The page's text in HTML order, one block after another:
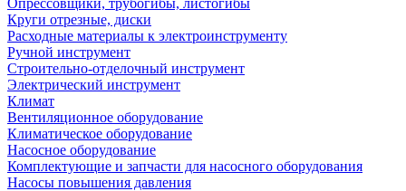
Опрессовщики, трубогибы, листогибы
Круги отрезные, диски
Расходные материалы к электроинструменту
Ручной инструмент
Строительно-отделочный инструмент
Электрический инструмент
Климат
Вентиляционное оборудование
Климатическое оборудование
Насосное оборудование
Комплектующие и запчасти для насосного оборудования
Насосы повышения давления